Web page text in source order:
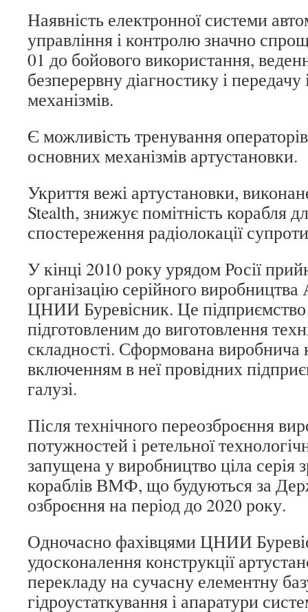
Наявність електронної системи
управління і контролю значно
01 до бойового використання,
безперервну діагностику і
механізмів.
Є можливість тренування
основних механізмів артустановки.
Укриття вежі артустановки,
Stealth, знижує помітність корабля
спостереження радіолокації
У кінці 2010 року урядом Росії
організацію серійного
ЦНИИ Буревісник. Це
підготовленим до виготовлення
складності. Сформована виробнича
включенням в неї провідних
галузі.
Після технічного переозброєння
потужностей і ретельної
запущена у виробництво ціла серія
кораблів ВМФ, що будуються за
озброєння на період до 2020 року.
Одночасно фахівцями ЦНИИ
удосконалення конструкції
перекладу на сучасну елементну
гідроустаткування і апаратури